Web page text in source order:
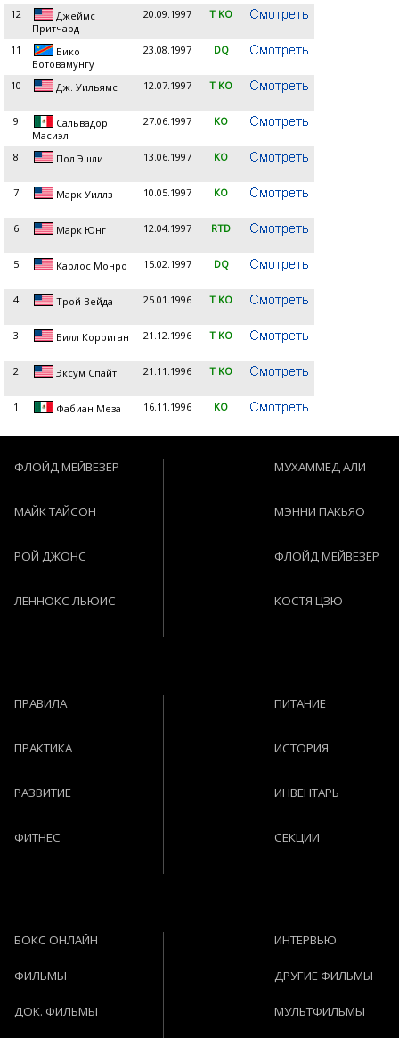
12
Джеймс
Притчард
20.09.1997 T KO
11
Бико
Ботовамунгу
23.08.1997 DQ
10 Дж. Уильямс 12.07.1997 T KO
9
Сальвадор
Масиэл
27.06.1997 KO
8 Пол Эшли 13.06.1997 KO
7 Марк Уиллз 10.05.1997 KO
6 Марк Юнг 12.04.1997 RTD
5 Карлос Монро 15.02.1997 DQ
4 Трой Вейда 25.01.1996 T KO
3 Билл Корриган 21.12.1996 T KO
2 Эксум Спайт 21.11.1996 T KO
1 Фабиан Меза 16.11.1996 KO
ФЛОЙД МЕЙВЕЗЕР
МАЙК ТАЙСОН
РОЙ ДЖОНС
ЛЕННОКС ЛЬЮИС
МУХАММЕД АЛИ
МЭННИ ПАКЬЯО
ФЛОЙД МЕЙВЕЗЕР
КОСТЯ ЦЗЮ
ПРАВИЛА
ПРАКТИКА
РАЗВИТИЕ
ФИТНЕС
ПИТАНИЕ
ИСТОРИЯ
ИНВЕНТАРЬ
СЕКЦИИ
БОКС ОНЛАЙН
ФИЛЬМЫ
ДОК. ФИЛЬМЫ
ИНТЕРВЬЮ
ДРУГИЕ ФИЛЬМЫ
МУЛЬТФИЛЬМЫ